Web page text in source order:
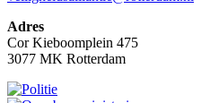
Adres
Cor Kieboomplein 475
3077 MK Rotterdam